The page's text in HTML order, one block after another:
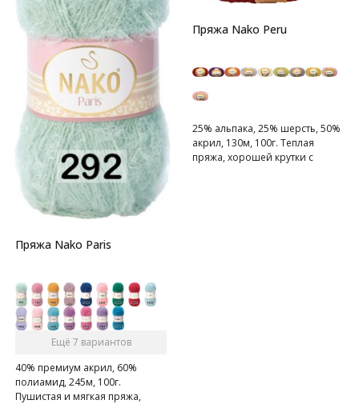
Пряжа Nako Paris
Ещё 7 вариантов
40% премиум акрил, 60%
полиамид, 245м, 100г.
Пушистая и мягкая пряжа,
Пряжа Nako Peru
25% альпака, 25% шерсть, 50%
акрил, 130м, 100г. Теплая
пряжа, хорошей крутки с